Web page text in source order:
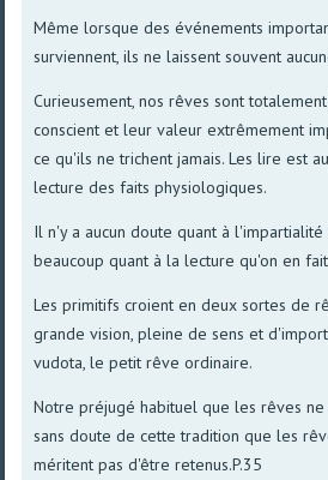
Même lorsque des événements
surviennent, ils ne laissent souvent
Curieusement, nos rêves sont
conscient et leur valeur extrêmement
ce qu'ils ne trichent jamais. Les lire est
lecture des faits physiologiques.
Il n'y a aucun doute quant à l'impartialité
beaucoup quant à la lecture qu'on en
Les primitifs croient en deux sortes de
grande vision, pleine de sens et
vudota, le petit rêve ordinaire.
Notre préjugé habituel que les rêves
sans doute de cette tradition que les
méritent pas d'être retenus.P.35